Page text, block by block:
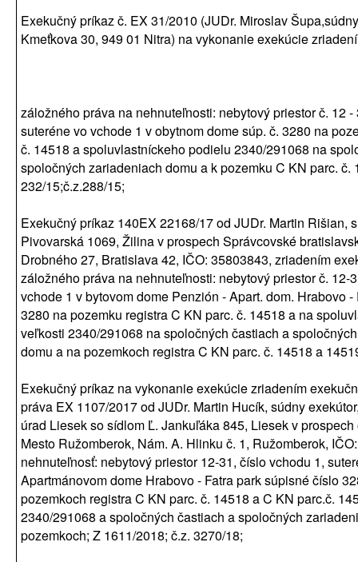
Exekučný príkaz č. EX 31/2010 (JUDr. Miroslav
Kmeťkova 30, 949 01 Nitra) na vykonanie exekúcie
záložného práva na nehnuteľnosti: nebytový priestor č. 12 -
suteréne vo vchode 1 v obytnom dome súp. č. 3280 na
č. 14518 a spoluvlastníckeho podielu 2340/291068 na
spoločných zariadeniach domu a k pozemku C KN parc. č.
232/15;č.z.288/15;
Exekučný príkaz 140EX 22168/17 od JUDr. Martin Rišian,
Pivovarská 1069, Žilina v prospech Správcovské
Drobného 27, Bratislava 42, IČO: 35803843, zriadením
záložného práva na nehnuteľnosti: nebytový priestor č. 12-
vchode 1 v bytovom dome Penzión - Apart. dom. Hrabovo -
3280 na pozemku registra C KN parc. č. 14518 a na
veľkosti 2340/291068 na spoločných častiach a
domu a na pozemkoch registra C KN parc. č. 14518 a
Exekučný príkaz na vykonanie exekúcie zriadením
práva EX 1107/2017 od JUDr. Martin Hucík, súdny
úrad Liesek so sídlom Ľ. Jankuľáka 845, Liesek v
Mesto Ružomberok, Nám. A. Hlinku č. 1, Ružomberok,
nehnuteľnosť: nebytový priestor 12-31, číslo vchodu 1,
Apartmánovom dome Hrabovo - Fatra park súpisné číslo
pozemkoch registra C KN parc. č. 14518 a C KN parc.č.
2340/291068 a spoločných častiach a spoločných
pozemkoch; Z 1611/2018; č.z. 3270/18;